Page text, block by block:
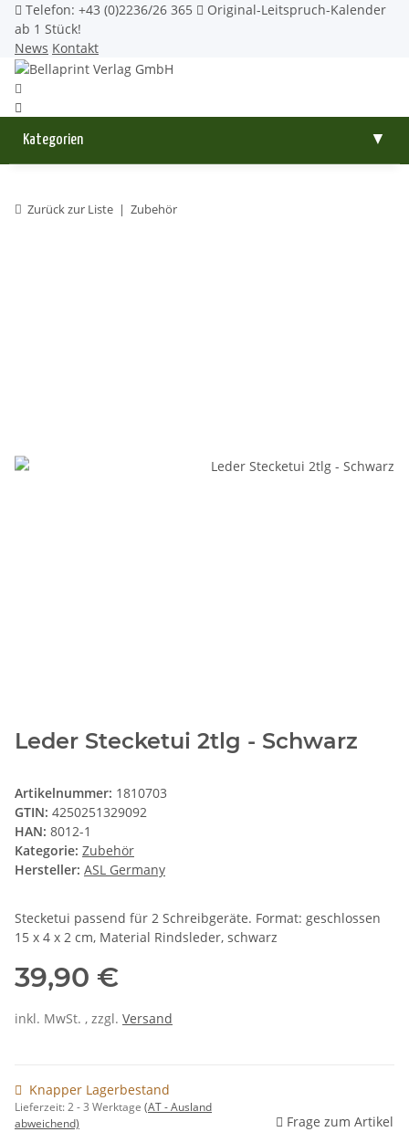
Telefon: +43 (0)2236/26 365
Original-Leitspruch-Kalender
ab 1 Stück!
News Kontakt
Kategorien ▼
Zurück zur Liste Zubehör
Leder Stecketui 2tlg - Schwarz
Artikelnummer: 1810703
GTIN: 4250251329092
HAN: 8012-1
Kategorie: Zubehör
Hersteller: ASL Germany
Stecketui passend für 2 Schreibgeräte. Format: geschlossen
15 x 4 x 2 cm, Material Rindsleder, schwarz
39,90 €
inkl. MwSt. , zzgl. Versand
Knapper Lagerbestand
Lieferzeit:2 - 3 Werktage (AT - Ausland
abweichend)
Frage zum Artikel